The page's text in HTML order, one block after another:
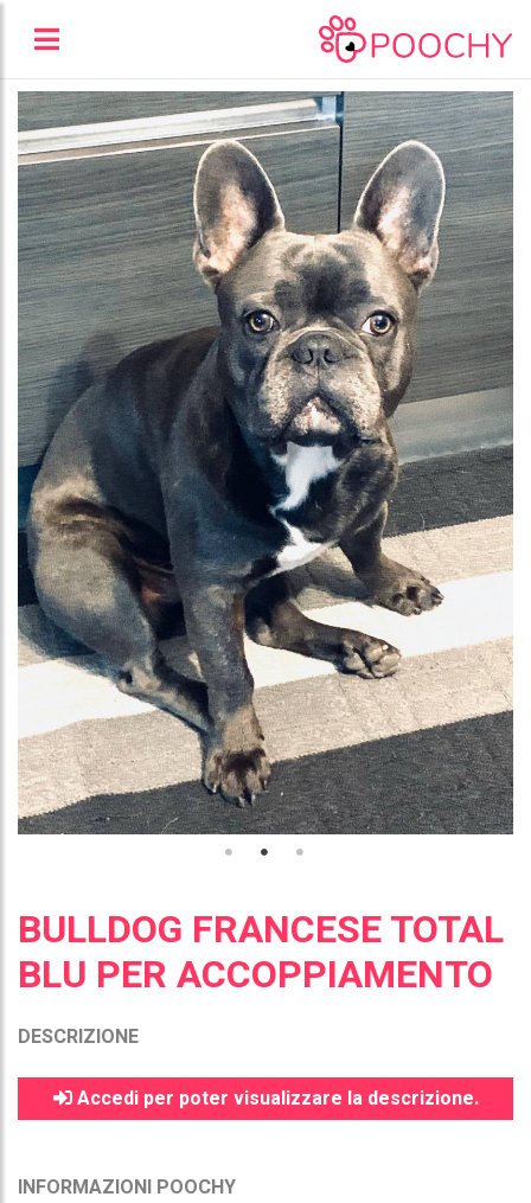
BULLDOG FRANCESE TOTAL
BLU PER ACCOPPIAMENTO
DESCRIZIONE
Accedi per poter visualizzare la descrizione.
INFORMAZIONI POOCHY